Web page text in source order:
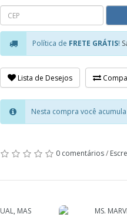
Política de FRETE GRÁTIS!
Lista de Desejos
Nesta compra você acumula
0 comentários/